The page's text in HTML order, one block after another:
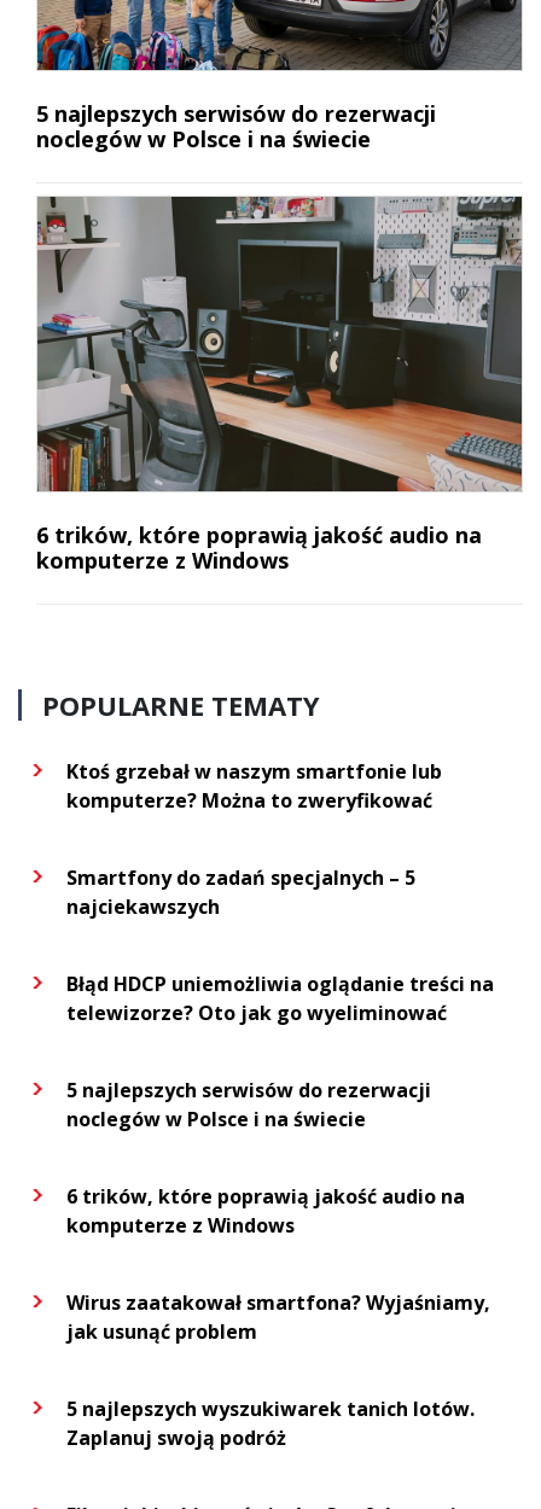
5 najlepszych serwisów do rezerwacji
noclegów w Polsce i na świecie
6 trików, które poprawią jakość audio na
komputerze z Windows
POPULARNE TEMATY
Ktoś grzebał w naszym smartfonie lub
komputerze? Można to zweryfikować
Smartfony do zadań specjalnych – 5
najciekawszych
Błąd HDCP uniemożliwia oglądanie treści na
telewizorze? Oto jak go wyeliminować
5 najlepszych serwisów do rezerwacji
noclegów w Polsce i na świecie
6 trików, które poprawią jakość audio na
komputerze z Windows
Wirus zaatakował smartfona? Wyjaśniamy,
jak usunąć problem
5 najlepszych wyszukiwarek tanich lotów.
Zaplanuj swoją podróż